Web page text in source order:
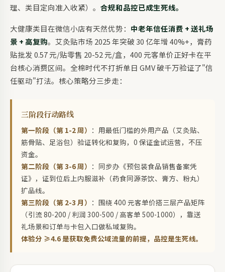
理、类目定向准入收紧）。 合规和品控已成生死线。
大健康类目在微信小店有天然优势： 中老年信任消费 + 送礼场
景 + 高复购。艾灸贴市场 2025 年突破 30 亿年增 40%+，膏药
贴批发 0.57 元/贴零售 20-52 元/盒，400 元客单价正好卡在平
台核心消费区间。全棉时代不打折单日 GMV 破千万验证了"信
任驱动"打法。核心策略分三步走：
三阶段行动路线
第一阶段（第 1-2 周） ：用最低门槛的外用产品（艾灸贴、
筋骨贴、足浴包）验证转化和复购，0 保证金试运营，不压
资金。
第二阶段（第 3-6 周） ：同步办《预包装食品销售备案凭
证》，证到位后上内服滋补（药食同源茶饮、膏方、粉丸）
扩品线。
第三阶段（第 2-3 月） ：围绕 400 元客单价搭三层产品矩阵
（引流 80-200 / 利润 300-500 / 高客单 500-1000），靠送
礼场景和订单与卡包入口做私域复购。
体验分 ≥4.6 是获取免费公域流量的前提，品控是生死线。